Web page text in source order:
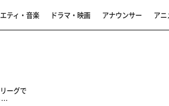
ティ・音楽 ドラマ・映画 アナウンサー アニ
ーグで
…